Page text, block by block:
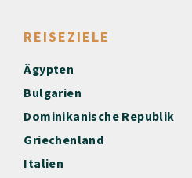
REISEZIELE
Ägypten
Bulgarien
Dominikanische Republik
Griechenland
Italien